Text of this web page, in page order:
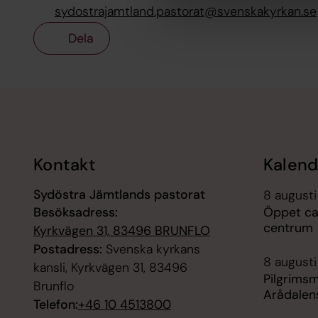
sydostrajamtland.pastorat@svenskakyrkan.se
Dela
Kontakt
Sydöstra Jämtlands pastorat
Besöksadress:
Kyrkvägen 31, 83496 BRUNFLO
Postadress: Svenska kyrkans
kansli, Kyrkvägen 31, 83496
Brunflo
Telefon:+46 10 4513800
8 augusti
Öppet
centrum
8 augusti